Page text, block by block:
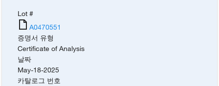
Lot #
A0470551
증명서 유형
Certificate of Analysis
날짜
May-18-2025
카탈로그 번호